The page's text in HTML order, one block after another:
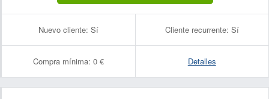
Nuevo cliente: Sí Cliente recurrente: Sí
Compra mínima: 0 € Detalles